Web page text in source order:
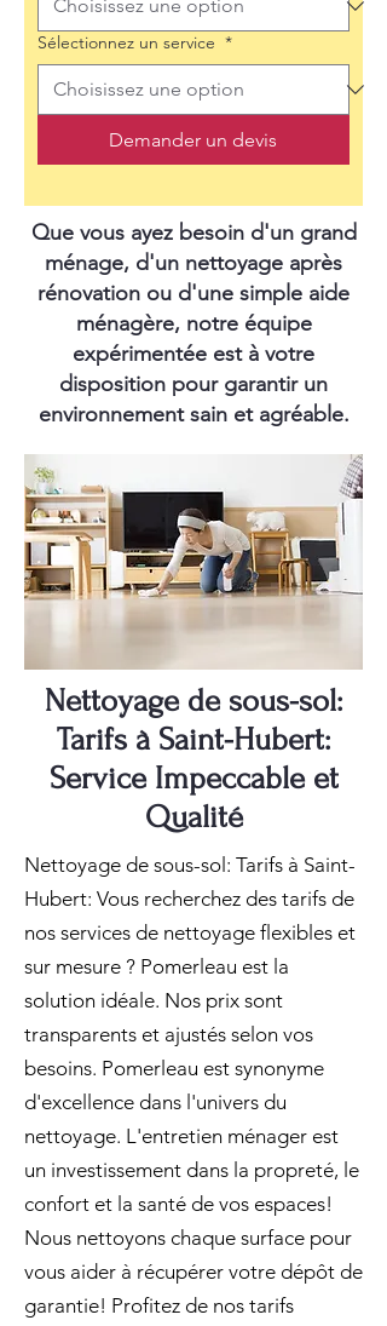
Sélectionnez un service *
Demander un devis
Que vous ayez besoin d'un grand
ménage, d'un nettoyage après
rénovation ou d'une simple aide
ménagère, notre équipe
expérimentée est à votre
disposition pour garantir un
environnement sain et agréable.
Nettoyage de sous-sol:
Tarifs à Saint-Hubert:
Service Impeccable et
Qualité
Nettoyage de sous-sol: Tarifs à Saint-
Hubert: Vous recherchez des tarifs de
nos services de nettoyage flexibles et
sur mesure ? Pomerleau est la
solution idéale. Nos prix sont
transparents et ajustés selon vos
besoins. Pomerleau est synonyme
d'excellence dans l'univers du
nettoyage. L'entretien ménager est
un investissement dans la propreté, le
confort et la santé de vos espaces!
Nous nettoyons chaque surface pour
vous aider à récupérer votre dépôt de
garantie! Profitez de nos tarifs